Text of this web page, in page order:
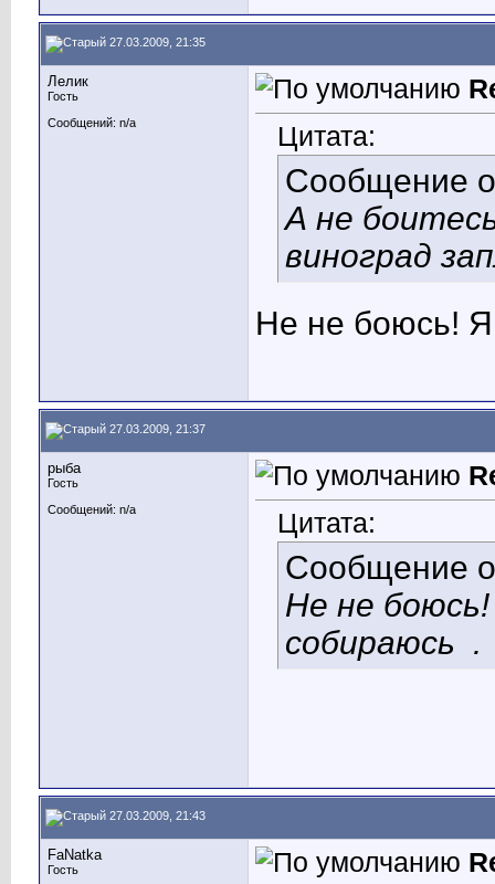
27.03.2009, 21:35
Лелик
Гость
Сообщений: n/a
Цитата:
Сообщение
А не
виноград
Не не боюсь!
27.03.2009, 21:37
рыба
Гость
Сообщений: n/a
Цитата:
Сообщение
Не не
собираюсь .
27.03.2009, 21:43
FaNatka
Гость